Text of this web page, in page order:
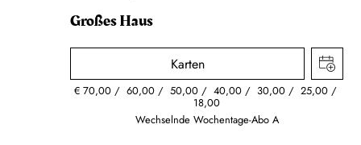
Großes Haus
Karten
€ 70,00 60,00 50,00 40,00 30,00 25,00
18,00
Wechselnde Wochentage-Abo A